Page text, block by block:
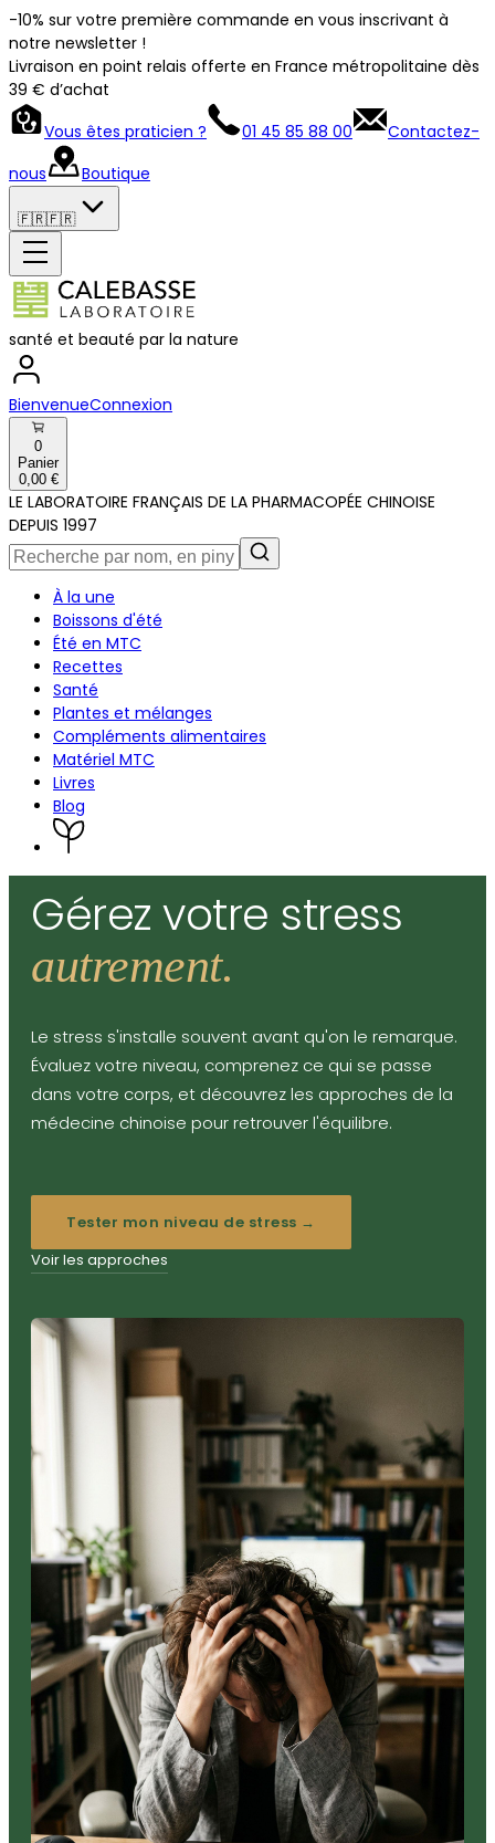
-10% sur votre première commande en vous inscrivant à
notre newsletter !
Livraison en point relais offerte en France métropolitaine dès
39 € d’achat
Vous êtes praticien ?
01 45 85 88 00
Contactez-
nous
Boutique
🇫🇷🇫🇷
santé et beauté par la nature
BienvenueConnexion
0
Panier
0,00 €
LE LABORATOIRE FRANÇAIS DE LA PHARMACOPÉE CHINOISE
DEPUIS 1997
À la une
Boissons d'été
Été en MTC
Recettes
Santé
Plantes et mélanges
Compléments alimentaires
Matériel MTC
Livres
Blog
Gérez votre stress
autrement.
Le stress s'installe souvent avant qu'on le remarque.
Évaluez votre niveau, comprenez ce qui se passe
dans votre corps, et découvrez les approches de la
médecine chinoise pour retrouver l'équilibre.
Tester mon niveau de stress →
Voir les approches